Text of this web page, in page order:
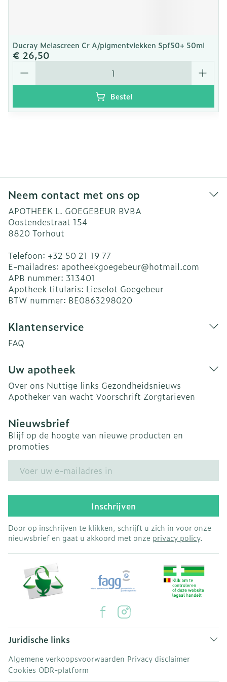
Ducray Melascreen Cr A/pigmentvlekken Spf50+ 50ml
€ 26,50
Aantal
Bestel
Neem contact met ons op
APOTHEEK L. GOEGEBEUR BVBA
Oostendestraat 154
8820 Torhout
Telefoon: +32 50 21 19 77
E-mailadres: apotheekgoegebeur@hotmail.com
APB nummer: 313401
Apotheek titularis: Lieselot Goegebeur
BTW nummer: BE0863298020
Klantenservice
FAQ
Uw apotheek
Over ons Nuttige links Gezondheidsnieuws
Apotheker van wacht Voorschrift Zorgtarieven
Nieuwsbrief
Blijf op de hoogte van nieuwe producten en
promoties
Inschrijven
Door op inschrijven te klikken, schrijft u zich in voor onze
nieuwsbrief en gaat u akkoord met onze privacy policy.
Juridische links
Algemene verkoopsvoorwaarden Privacy disclaimer
Cookies ODR-platform